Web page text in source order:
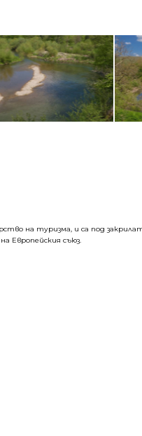
на туризма, и са под
Европейския съюз.